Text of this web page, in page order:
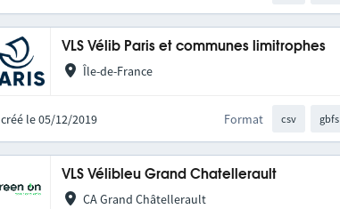
VLS Vélib Paris et communes limitrophes
Île-de-France
créé le 05/12/2019 Format csv gbfs
VLS Vélibleu Grand Chatellerault
CA Grand Châtellerault